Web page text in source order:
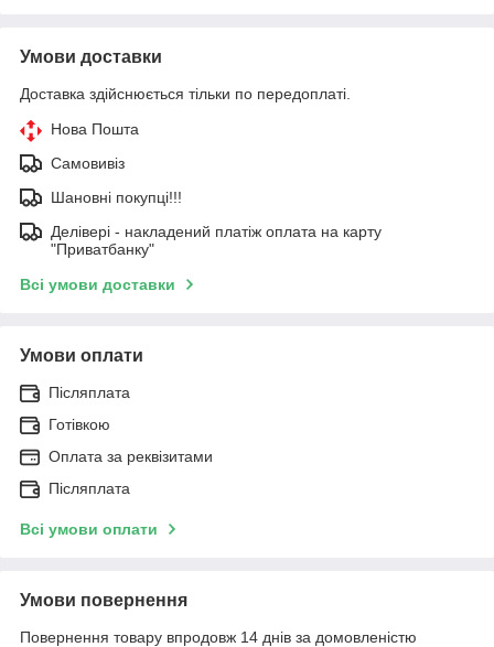
Умови доставки
Доставка здійснюється тільки по передоплаті.
Нова Пошта
Самовивіз
Шановні покупці!!!
Делівері - накладений платіж оплата на карту
"Приватбанку"
Всі умови доставки
Умови оплати
Післяплата
Готівкою
Оплата за реквізитами
Післяплата
Всі умови оплати
Умови повернення
Повернення товару впродовж 14 днів за домовленістю